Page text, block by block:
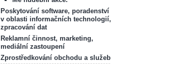
Poskytování software, poradenství
v oblasti informačních technologií,
zpracování dat
Reklamní činnost, marketing,
mediální zastoupení
Zprostředkování obchodu a služeb